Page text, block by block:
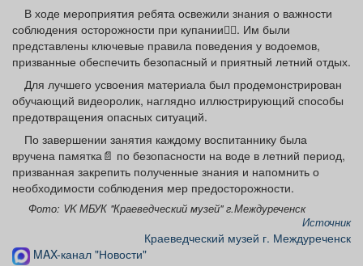
Товары Поздравления Погода
ТВ программа Я - пенсионер
В ходе мероприятия ребята освежили знания о важности
соблюдения осторожности при купании🏊‍♂️. Им были
представлены ключевые правила поведения у водоемов,
призванные обеспечить безопасный и приятный летний отдых.
Для лучшего усвоения материала был продемонстрирован
обучающий видеоролик, наглядно иллюстрирующий способы
предотвращения опасных ситуаций.
По завершении занятия каждому воспитаннику была
вручена памятка📄 по безопасности на воде в летний период,
призванная закрепить полученные знания и напомнить о
необходимости соблюдения мер предосторожности.
Фото: VK МБУК "Краеведческий музей" г.Междуреченск
Источник
Краеведческий музей г. Междуреченск
MAX-канал "Новости"